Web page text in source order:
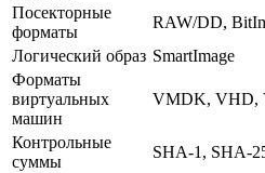
Посекторные
форматы
RAW/DD,
Логический образ SmartImage
Форматы
виртуальных
машин
VMDK, VHD,
Контрольные
суммы
SHA-1, SHA-